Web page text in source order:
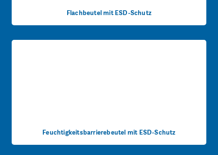
Flachbeutel mit ESD-Schutz
Feuchtigkeitsbarrierebeutel mit ESD-Schutz